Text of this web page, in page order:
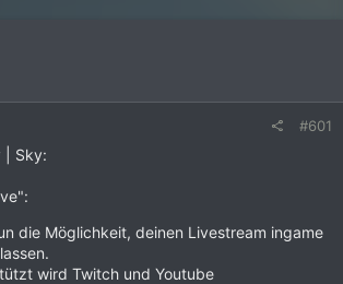
#601
| Sky:
die Möglichkeit, deinen Livestream ingame
wird Twitch und Youtube